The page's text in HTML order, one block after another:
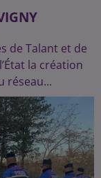
de Talant et de
la création
réseau...